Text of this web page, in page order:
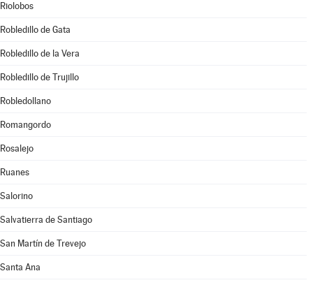
Riolobos
Robledillo de Gata
Robledillo de la Vera
Robledillo de Trujillo
Robledollano
Romangordo
Rosalejo
Ruanes
Salorino
Salvatierra de Santiago
San Martín de Trevejo
Santa Ana